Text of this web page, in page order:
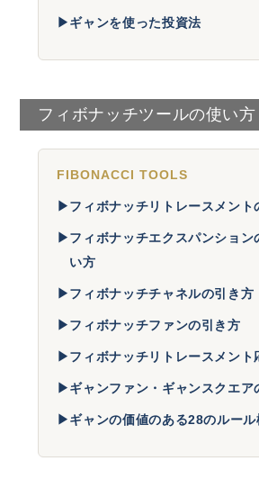
▶ギャンを使った投資法
フィボナッチツールの使い方
FIBONACCI TOOLS
▶フィボナッチリトレースメント
▶フィボナッチエクスパンション
い方
▶フィボナッチチャネルの引き方
▶フィボナッチファンの引き方
▶フィボナッチリトレースメント
▶ギャンファン・ギャンスクエア
▶ギャンの価値のある28のルール